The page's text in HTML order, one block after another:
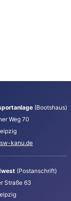
(Bootshaus)
Weg 70
kanu.de
(Postanschrift)
Straße 63